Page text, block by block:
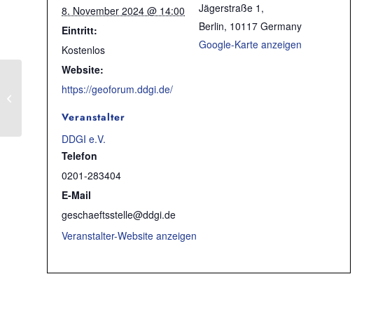
8. November 2024 @ 14:00
Eintritt:
Kostenlos
Website:
https://geoforum.ddgi.de/
Jägerstraße 1,
Berlin, 10117 Germany
Google-Karte anzeigen
Veranstalter
DDGI e.V.
Telefon
0201-283404
E-Mail
geschaeftsstelle@ddgi.de
Veranstalter-Website anzeigen
Expertenworkshop Geoinformation zur